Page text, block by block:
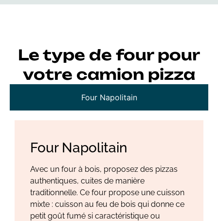
Le type de four pour
votre camion pizza
Four Napolitain
Four Napolitain
Avec un four à bois, proposez des pizzas
authentiques, cuites de manière
traditionnelle. Ce four propose une cuisson
mixte : cuisson au feu de bois qui donne ce
petit goût fumé si caractéristique ou